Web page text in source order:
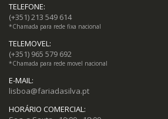
TELEFONE:
(+351) 213 549 614
*Chamada para rede fixa nacional
TELEMOVEL:
(+351) 965 579 692
*Chamada para rede movel nacional
E-MAIL:
lisboa@fariadasilva.pt
HORÁRIO COMERCIAL: